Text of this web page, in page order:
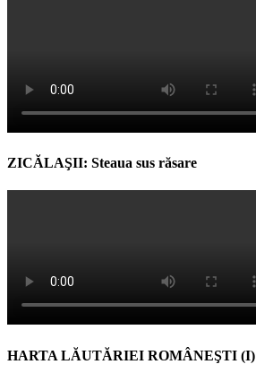
ZICĂLAŞII: Steaua sus răsare
HARTA LĂUTĂRIEI ROMÂNEŞTI (I)